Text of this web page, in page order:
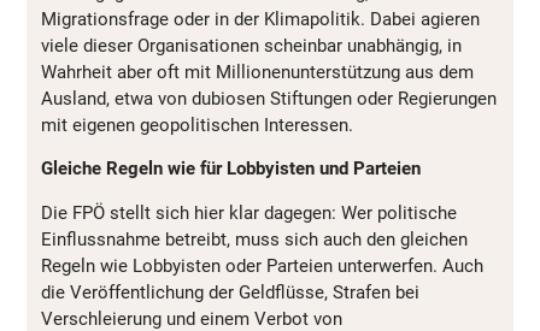
Migrationsfrage oder in der Klimapolitik. Dabei agieren
viele dieser Organisationen scheinbar unabhängig, in
Wahrheit aber oft mit Millionenunterstützung aus dem
Ausland, etwa von dubiosen Stiftungen oder Regierungen
mit eigenen geopolitischen Interessen.
Gleiche Regeln wie für Lobbyisten und Parteien
Die FPÖ stellt sich hier klar dagegen: Wer politische
Einflussnahme betreibt, muss sich auch den gleichen
Regeln wie Lobbyisten oder Parteien unterwerfen. Auch
die Veröffentlichung der Geldflüsse, Strafen bei
Verschleierung und einem Verbot von